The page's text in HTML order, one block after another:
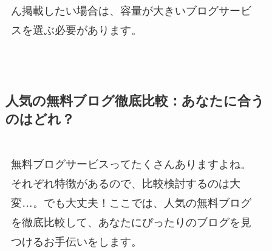
ん掲載したい場合は、容量が大きいブログサービ
スを選ぶ必要があります。
人気の無料ブログ徹底比較：あなたに合う
のはどれ？
無料ブログサービスってたくさんありますよね。
それぞれ特徴があるので、比較検討するのは大
変…。でも大丈夫！ここでは、人気の無料ブログ
を徹底比較して、あなたにぴったりのブログを見
つけるお手伝いをします。